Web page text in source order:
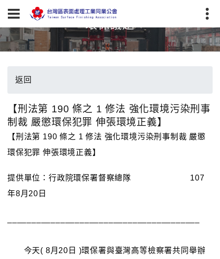
環保議題
返回
【刑法第 190 條之 1 修法 強化環境污染刑事
制裁 嚴懲環保犯罪 伸張環境正義】
【刑法第 190 條之 1 修法 強化環境污染刑事制裁 嚴懲
環保犯罪 伸張環境正義】
提供單位：行政院環保署督察總隊 107
年8月20日
今天( 8月20日 )環保署與臺灣高等檢察署共同舉辦